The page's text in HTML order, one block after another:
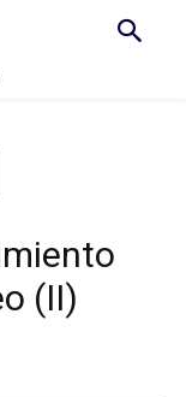
(II)